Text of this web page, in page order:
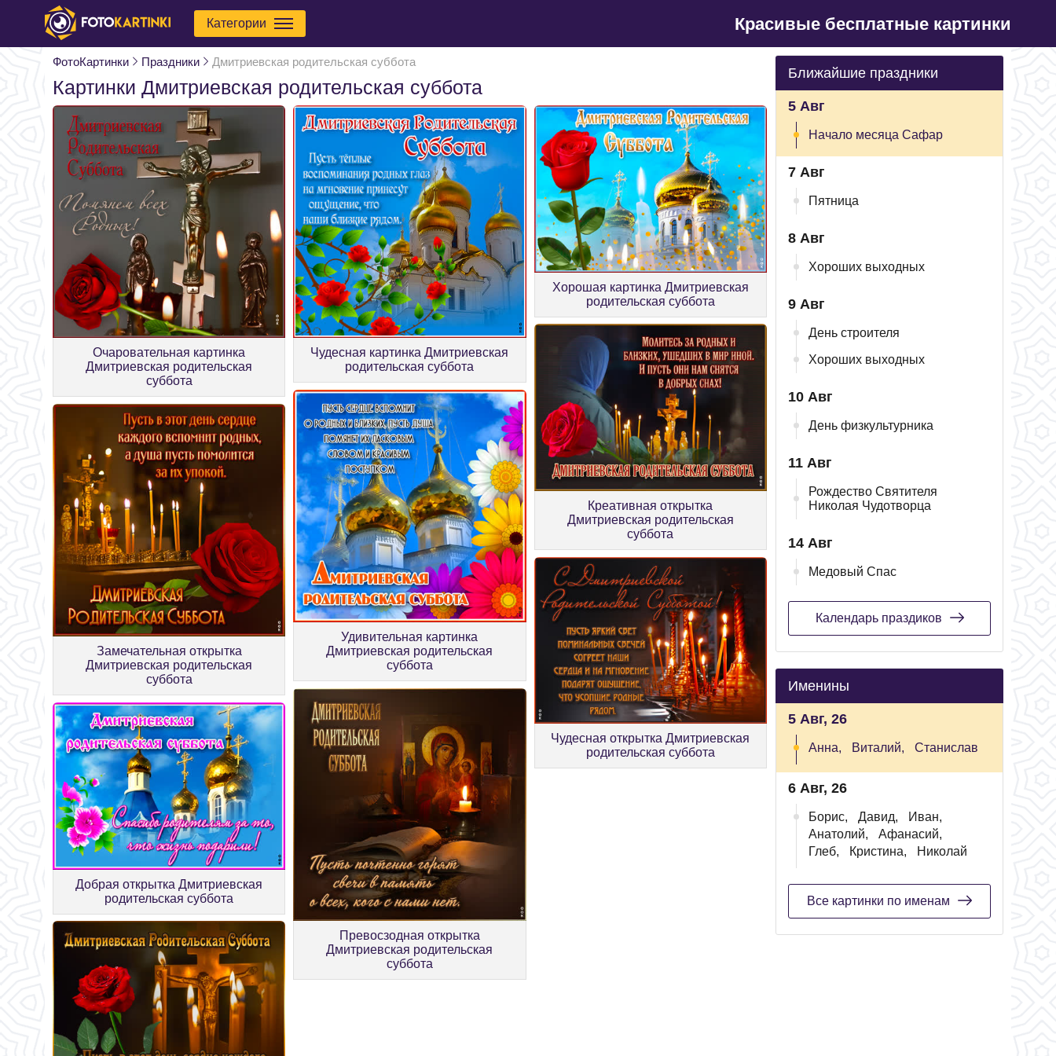
Категории Красивые бесплатные картинки
ФотоКартинки Праздники Дмитриевская родительская суббота
Картинки Дмитриевская родительская суббота
Очаровательная картинка
Дмитриевская родительская
суббота
Чудесная картинка Дмитриевская
родительская суббота
Хорошая картинка Дмитриевская
родительская суббота
Замечательная открытка
Дмитриевская родительская
суббота
Удивительная картинка
Дмитриевская родительская
суббота
Креативная открытка
Дмитриевская родительская
суббота
Добрая открытка Дмитриевская
родительская суббота
Превосзодная открытка
Дмитриевская родительская
суббота
Чудесная открытка Дмитриевская
родительская суббота
Ближайшие праздники
5 Авг
Начало месяца Сафар
7 Авг
Пятница
8 Авг
Хороших выходных
9 Авг
День строителя
Хороших выходных
10 Авг
День физкультурника
11 Авг
Рождество Святителя
Николая Чудотворца
14 Авг
Медовый Спас
Календарь праздиков
Именины
5 Авг, 26
Анна, Виталий, Станислав
6 Авг, 26
Борис, Давид,
Иван,
Анатолий,
Афанасий,
Глеб,
Кристина, Николай
Все картинки по именам